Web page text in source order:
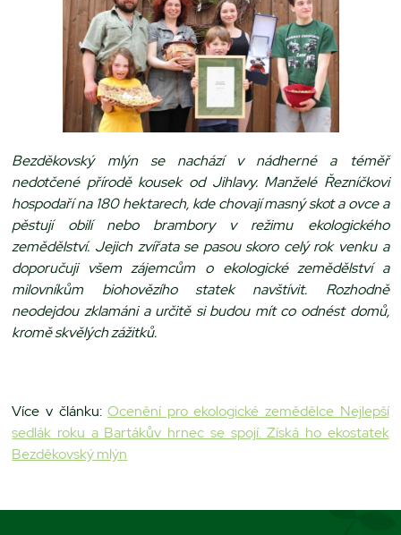
Bezděkovský mlýn se nachází v nádherné a téměř
nedotčené přírodě kousek od Jihlavy. Manželé Řezníčkovi
hospodaří na 180 hektarech, kde chovají masný skot a ovce a
pěstují obilí nebo brambory v režimu ekologického
zemědělství. Jejich zvířata se pasou skoro celý rok venku a
doporučuji všem zájemcům o ekologické zemědělství a
milovníkům biohovězího statek navštívit. Rozhodně
neodejdou zklamáni a určitě si budou mít co odnést domů,
kromě skvělých zážitků.
Více v článku:Ocenění pro ekologické zemědělce Nejlepší
sedlák roku a Bartákův hrnec se spojí. Získá ho ekostatek
Bezděkovský mlýn